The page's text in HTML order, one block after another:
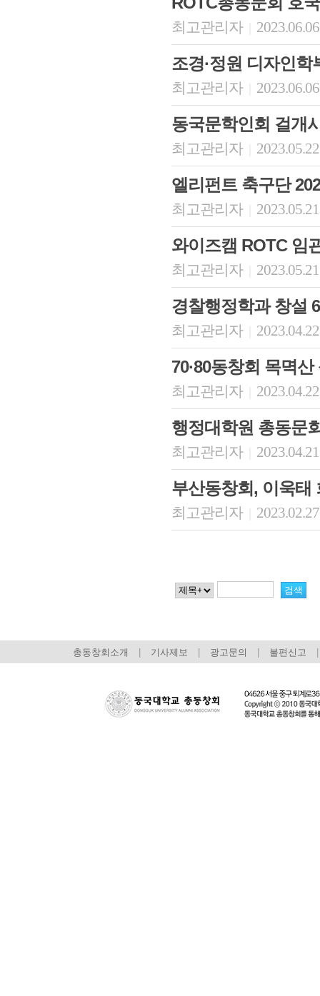
최고관리자
조경·정원 디자인학
최고관리자
동국문학인회 걸개
최고관리자
엘리펀트 축구단
최고관리자
와이즈캠 ROTC 임
최고관리자
경찰행정학과 창설
최고관리자
70·80동창회 목멱
최고관리자
행정대학원 총동문
최고관리자
부산동창회, 이욱태
최고관리자
총동창회소개 기사제보 광고문의 불편신고